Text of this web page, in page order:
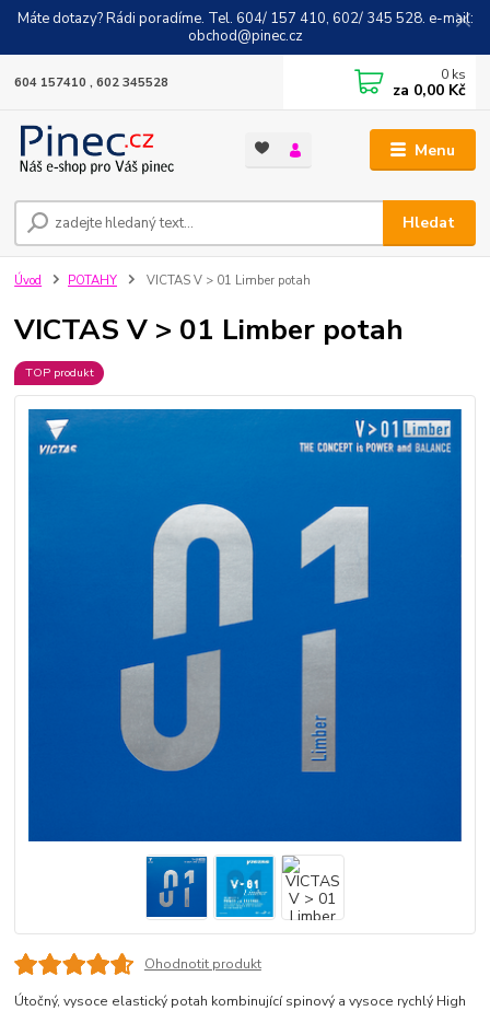
Máte dotazy? Rádi poradíme. Tel. 604/ 157 410, 602/ 345 528. e-mail:
obchod@pinec.cz
Menu
Hledat
604 157410 , 602 345528 0 ks
za 0,00 Kč
Úvod POTAHY VICTAS V > 01 Limber potah
VICTAS V > 01 Limber potah
TOP produkt
Ohodnotit produkt
Útočný, vysoce elastický potah kombinující spinový a vysoce rychlý High